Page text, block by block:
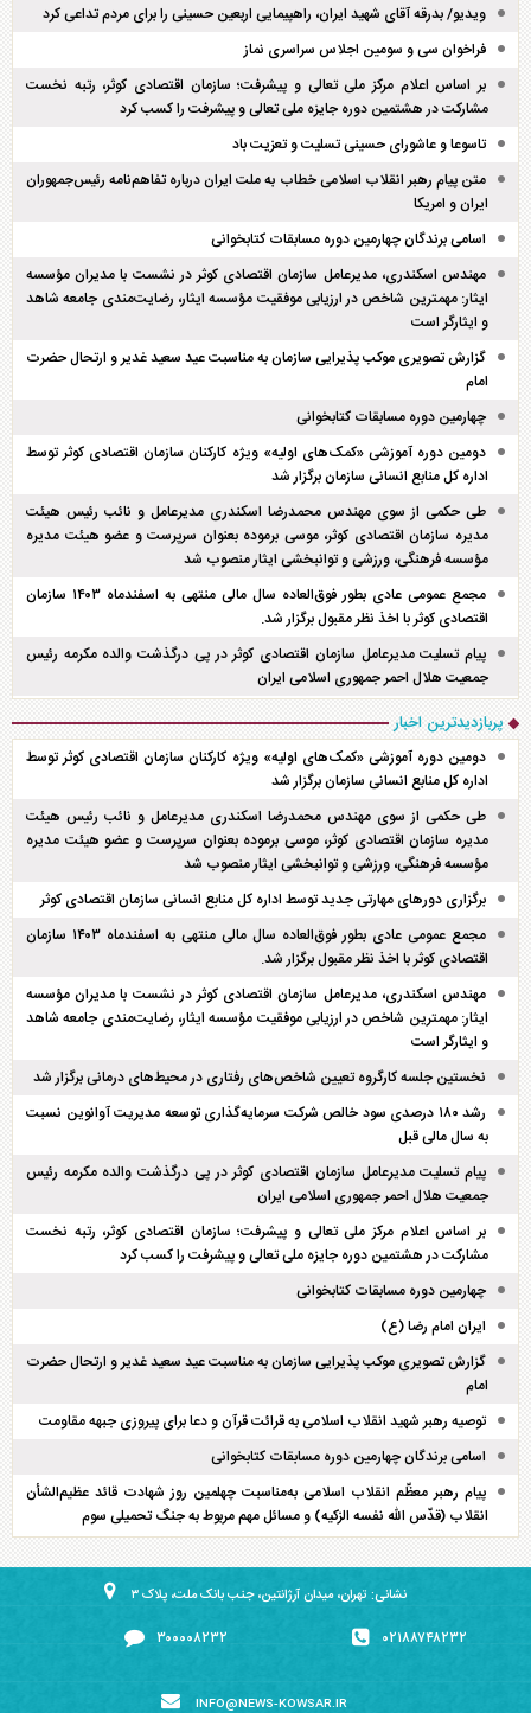
ویدیو/ بدرقه آقای شهید ایران، راهپیمایی اربعین حسینی را برای مردم تداعی کرد
فراخوان سی و سومین اجلاس سراسری نماز
بر اساس اعلام مرکز ملی تعالی و پیشرفت؛ سازمان اقتصادی کوثر، رتبه نخست
مشارکت در هشتمین دوره جایزه ملی تعالی و پیشرفت را کسب کرد
تاسوعا و عاشورای حسینی تسلیت و تعزیت باد
متن پیام رهبر انقلاب اسلامی خطاب به ملت ایران درباره تفاهم‌نامه رئیس‌جمهوران
ایران و امریکا
اسامی برندگان چهارمین دوره مسابقات کتابخوانی
مهندس اسکندری، مدیرعامل سازمان اقتصادی کوثر در نشست با مدیران مؤسسه
ایثار: مهمترین شاخص در ارزیابی موفقیت مؤسسه ایثار، رضایت‌مندی جامعه شاهد
و ایثارگر است
گزارش تصویری موکب پذیرایی سازمان به مناسبت عید سعید غدیر و ارتحال حضرت
امام
چهارمین دوره مسابقات کتابخوانی
دومین دوره آموزشی «کمک‌های اولیه» ویژه کارکنان سازمان اقتصادی کوثر توسط
اداره کل منابع انسانی سازمان برگزار شد
طی حکمی از سوی مهندس محمدرضا اسکندری مدیرعامل و نائب رئیس هیئت
مدیره سازمان اقتصادی کوثر، موسی برموده بعنوان سرپرست و عضو هیئت مدیره
مؤسسه فرهنگی، ورزشی و توانبخشی ایثار منصوب شد
مجمع عمومی عادی بطور فوق‌العاده سال مالی منتهی به اسفند‌ماه ۱۴۰۳ سازمان
اقتصادی کوثر با اخذ نظر مقبول برگزار شد.
پیام تسلیت مدیرعامل سازمان اقتصادی کوثر در پی درگذشت والده مکرمه رئیس
جمعیت هلال احمر جمهوری اسلامی ایران
پربازدیدترین اخبار
دومین دوره آموزشی «کمک‌های اولیه» ویژه کارکنان سازمان اقتصادی کوثر توسط
اداره کل منابع انسانی سازمان برگزار شد
طی حکمی از سوی مهندس محمدرضا اسکندری مدیرعامل و نائب رئیس هیئت
مدیره سازمان اقتصادی کوثر، موسی برموده بعنوان سرپرست و عضو هیئت مدیره
مؤسسه فرهنگی، ورزشی و توانبخشی ایثار منصوب شد
برگزاری دور‌های مهارتی جدید توسط اداره کل منابع انسانی سازمان اقتصادی کوثر
مجمع عمومی عادی بطور فوق‌العاده سال مالی منتهی به اسفند‌ماه ۱۴۰۳ سازمان
اقتصادی کوثر با اخذ نظر مقبول برگزار شد.
مهندس اسکندری، مدیرعامل سازمان اقتصادی کوثر در نشست با مدیران مؤسسه
ایثار: مهمترین شاخص در ارزیابی موفقیت مؤسسه ایثار، رضایت‌مندی جامعه شاهد
و ایثارگر است
نخستین جلسه کارگروه تعیین شاخص‌های رفتاری در محیط‌های درمانی برگزار شد
رشد ۱۸۰ درصدی سود خالص شرکت سرمایه‌گذاری توسعه مدیریت آوانوین نسبت
به سال مالی قبل
پیام تسلیت مدیرعامل سازمان اقتصادی کوثر در پی درگذشت والده مکرمه رئیس
جمعیت هلال احمر جمهوری اسلامی ایران
بر اساس اعلام مرکز ملی تعالی و پیشرفت؛ سازمان اقتصادی کوثر، رتبه نخست
مشارکت در هشتمین دوره جایزه ملی تعالی و پیشرفت را کسب کرد
چهارمین دوره مسابقات کتابخوانی
ایران امام رضا (ع)
گزارش تصویری موکب پذیرایی سازمان به مناسبت عید سعید غدیر و ارتحال حضرت
امام
توصیه رهبر شهید انقلاب اسلامی به قرائت قرآن و دعا برای پیروزی جبهه مقاومت
اسامی برندگان چهارمین دوره مسابقات کتابخوانی
پیام رهبر معظّم انقلاب اسلامی به‌مناسبت چهلمین روز شهادت قائد عظیم‌الشأن
انقلاب (قدّس الله نفسه الزکیه) و مسائل مهم مربوط به جنگ تحمیلی سوم
نشانی: تهران، میدان آرژانتین، جنب بانک ملت، پلاک ۳
۰۲۱۸۸۷۴۸۲۳۲ ۳۰۰۰۰۸۲۳۲
INFO@NEWS-KOWSAR.IR